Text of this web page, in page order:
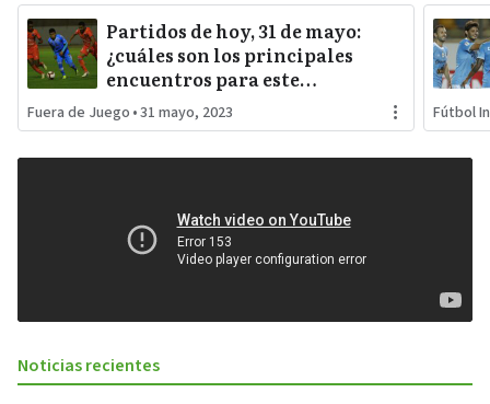
Partidos de hoy, 31 de mayo:
¿cuáles son los principales
encuentros para este
miércoles?
Fuera de Juego •31 mayo, 2023 Fútbol
Noticias recientes